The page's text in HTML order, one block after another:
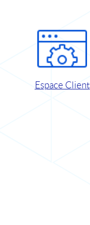
Espace Client